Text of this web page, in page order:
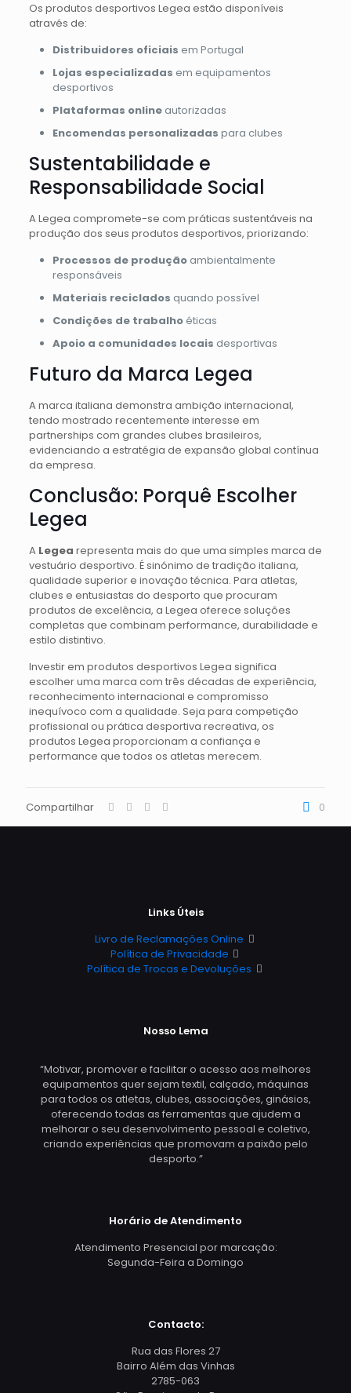
Os produtos desportivos Legea estão disponíveis
através de:
Distribuidores oficiais em Portugal
Lojas especializadas em equipamentos
desportivos
Plataformas onlineautorizadas
Encomendas personalizadas para clubes
Sustentabilidade e
Responsabilidade Social
A Legea compromete-se com práticas sustentáveis na
produção dos seus produtos desportivos, priorizando:
Processos de produçãoambientalmente
responsáveis
Materiais reciclados quando possível
Condições de trabalhoéticas
Apoio a comunidades locais desportivas
Futuro da Marca Legea
A marca italiana demonstra ambição internacional,
tendo mostrado recentemente interesse em
partnerships com grandes clubes brasileiros,
evidenciando a estratégia de expansão global contínua
da empresa.
Conclusão: Porquê Escolher
Legea
A Legea representa mais do que uma simples marca de
vestuário desportivo. É sinónimo de tradição italiana,
qualidade superior e inovação técnica. Para atletas,
clubes e entusiastas do desporto que procuram
produtos de excelência, a Legea oferece soluções
completas que combinam performance, durabilidade e
estilo distintivo.
Investir em produtos desportivos Legea significa
escolher uma marca com três décadas de experiência,
reconhecimento internacional e compromisso
inequívoco com a qualidade. Seja para competição
profissional ou prática desportiva recreativa, os
produtos Legea proporcionam a confiança e
performance que todos os atletas merecem.
Compartilhar 0
Links Úteis
Livro de Reclamações Online
Política de Privacidade
Política de Trocas e Devoluções
Nosso Lema
“Motivar, promover e facilitar o acesso aos melhores
equipamentos quer sejam textil, calçado, máquinas
para todos os atletas, clubes, associações, ginásios,
oferecendo todas as ferramentas que ajudem a
melhorar o seu desenvolvimento pessoal e coletivo,
criando experiências que promovam a paixão pelo
desporto.”
Horário de Atendimento
Atendimento Presencial por marcação:
Segunda-Feira a Domingo
Contacto:
Rua das Flores 27
Bairro Além das Vinhas
2785-063